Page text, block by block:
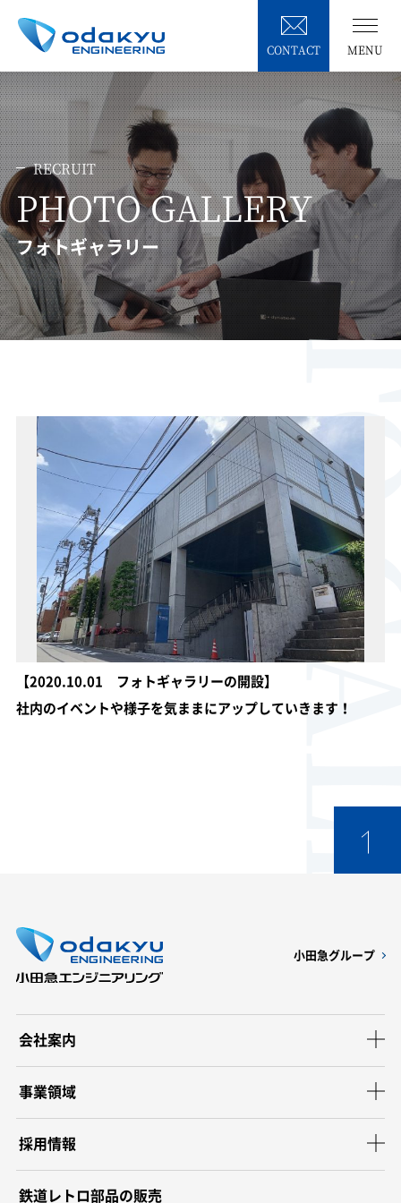
CONTACT MENU
RECRUIT
PHOTO GALLERY
フォトギャラリー
【2020.10.01 フォトギャラリーの開設】
社内のイベントや様子を気ままにアップしていきます！
小田急グループ
会社案内
事業領域
採用情報
鉄道レトロ部品の販売